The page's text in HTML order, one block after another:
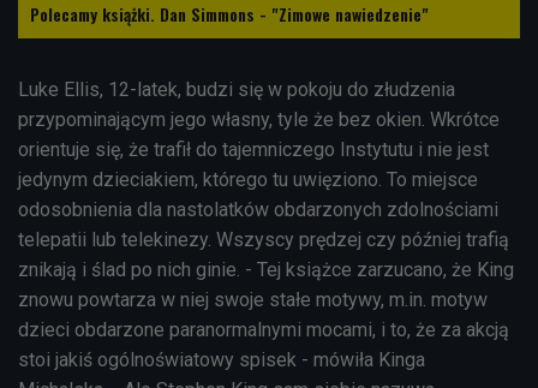
Polecamy książki. Dan Simmons - "Zimowe nawiedzenie"
Luke Ellis, 12-latek, budzi się w pokoju do złudzenia
przypominającym jego własny, tyle że bez okien. Wkrótce
orientuje się, że trafił do tajemniczego Instytutu i nie jest
jedynym dzieciakiem, którego tu uwięziono. To miejsce
odosobnienia dla nastolatków obdarzonych zdolnościami
telepatii lub telekinezy. Wszyscy prędzej czy później trafią
znikają i ślad po nich ginie. - Tej książce zarzucano, że King
znowu powtarza w niej swoje stałe motywy, m.in. motyw
dzieci obdarzone paranormalnymi mocami, i to, że za akcją
stoi jakiś ogólnoświatowy spisek - mówiła Kinga